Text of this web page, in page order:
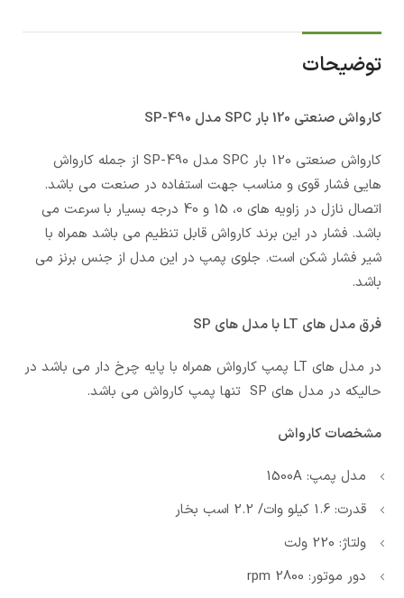
توضیحات
کارواش صنعتی 120 بار SPC مدل SP-490
کارواش صنعتی 120 بار SPC مدل SP-490 از جمله کارواش
هایی فشار قوی و مناسب جهت استفاده در صنعت می باشد.
اتصال نازل در زاویه های 0، 15 و 40 درجه بسیار با سرعت می
باشد. فشار در این برند کارواش قابل تنظیم می باشد همراه با
شیر فشار شکن است. جلوی پمپ در این مدل از جنس برنز می
باشد.
فرق مدل های LT با مدل های SP
در مدل های LT پمپ کارواش همراه با پایه چرخ دار می باشد در
حالیکه در مدل های SP تنها پمپ کارواش می باشد.
مشخصات کارواش
مدل پمپ: 1500A
قدرت: 1.6 کیلو وات/ 2.2 اسب بخار
ولتاژ: 220 ولت
دور موتور: 2800 rpm